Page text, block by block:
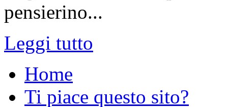
pensierino...
Leggi tutto
Home
Ti piace questo sito?